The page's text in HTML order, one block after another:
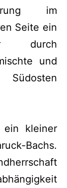
im
Seite ein
durch
und
ein kleiner
Bachs.